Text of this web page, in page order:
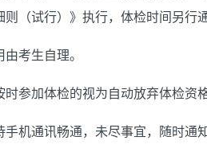
则（试行）》执行，体检时间另行
由考生自理。
时参加体检的视为自动放弃体检资
手机通讯畅通，未尽事宜，随时通